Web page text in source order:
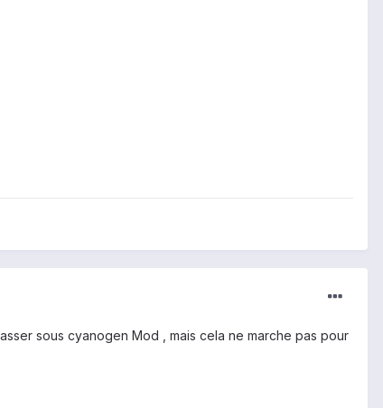
sous cyanogen Mod , mais cela ne marche pas pour